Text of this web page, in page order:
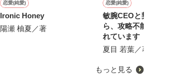
恋愛(純愛)
Ironic Honey
陽瀬 柚夏／著
恋愛(純愛)
敏腕CEOと契約結婚した
ら、攻略不能なほど溺愛さ
れています
夏目 若葉／著
もっと見る